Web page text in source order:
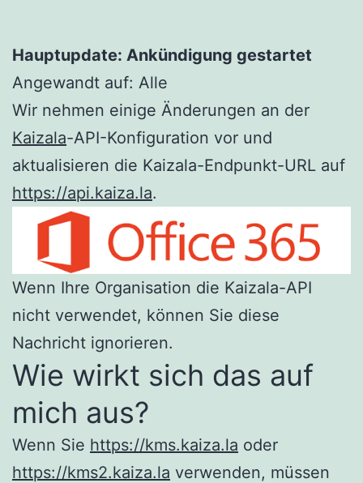
Hauptupdate: Ankündigung gestartet
Angewandt auf: Alle
Wir nehmen einige Änderungen an der
Kaizala-API-Konfiguration vor und
aktualisieren die Kaizala-Endpunkt-URL auf
https://api.kaiza.la.
Wenn Ihre Organisation die Kaizala-API
nicht verwendet, können Sie diese
Nachricht ignorieren.
Wie wirkt sich das auf
mich aus?
Wenn Sie https://kms.kaiza.la oder
https://kms2.kaiza.la verwenden, müssen